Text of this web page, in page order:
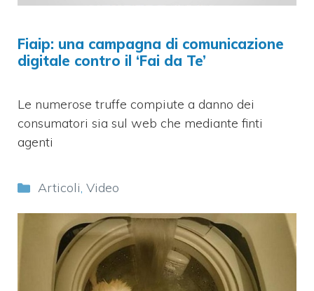
Fiaip: una campagna di comunicazione
digitale contro il ‘Fai da Te’
Le numerose truffe compiute a danno dei
consumatori sia sul web che mediante finti
agenti
Categorie
Articoli, Video